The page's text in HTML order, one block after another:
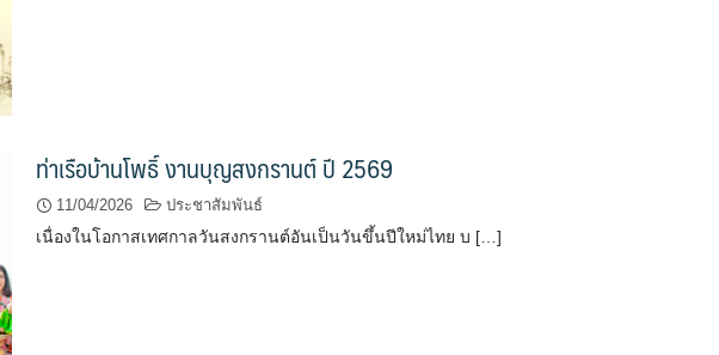
ท่าเรือบ้านโพธิ์ งานบุญสงกรานต์ ปี 2569
11/04/2026 ประชาสัมพันธ์
เนื่องในโอกาสเทศกาลวันสงกรานต์อันเป็นวันขึ้นปีใหม่ไทย บ […]